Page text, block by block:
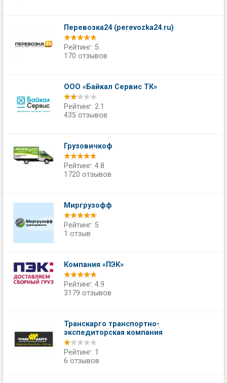
Перевозка24 (perevozka24.ru)
Рейтинг: 5
170 отзывов
ООО «Байкал Сервис ТК»
Рейтинг: 2.1
435 отзывов
Грузовичкоф
Рейтинг: 4.8
1720 отзывов
Миргрузофф
Рейтинг: 5
1 отзыв
Компания «ПЭК»
Рейтинг: 4.9
3179 отзывов
Транскарго транспортно-
экспедиторская компания
Рейтинг: 1
6 отзывов